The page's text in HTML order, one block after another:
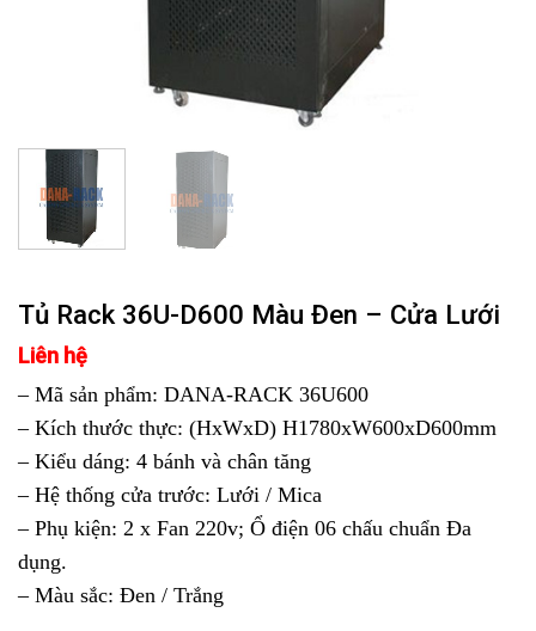
Tủ Rack 36U-D600 Màu Đen – Cửa Lưới
Liên hệ
– Mã sản phẩm: DANA-RACK 36U600
– Kích thước thực: (HxWxD) H1780xW600xD600mm
– Kiểu dáng: 4 bánh và chân tăng
– Hệ thống cửa trước: Lưới / Mica
– Phụ kiện: 2 x Fan 220v; Ổ điện 06 chấu chuẩn Đa
dụng.
– Màu sắc: Đen / Trắng